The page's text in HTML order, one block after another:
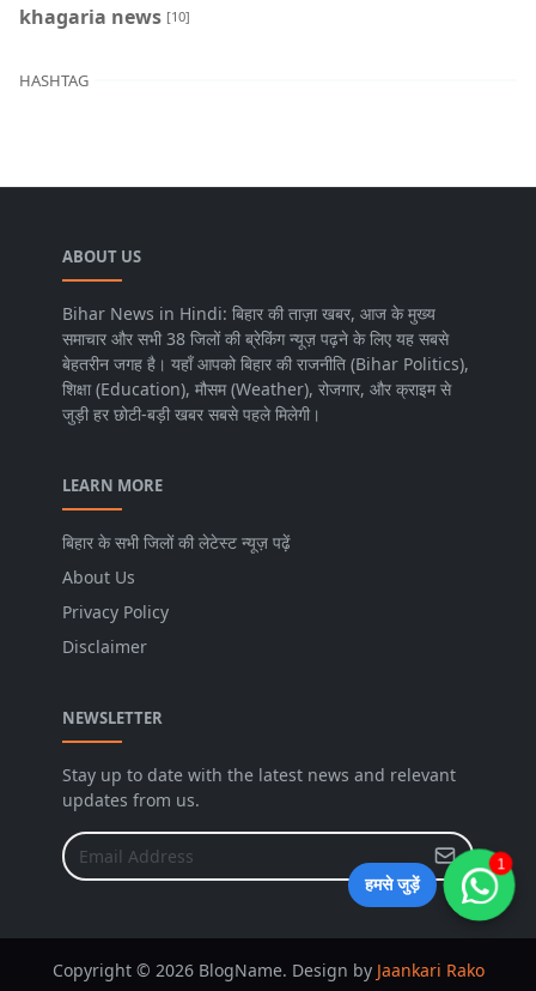
khagaria news [10]
HASHTAG
ABOUT US
Bihar News in Hindi: बिहार की ताज़ा खबर, आज के मुख्य
समाचार और सभी 38 जिलों की ब्रेकिंग न्यूज़ पढ़ने के लिए यह सबसे
बेहतरीन जगह है। यहाँ आपको बिहार की राजनीति (Bihar Politics),
शिक्षा (Education), मौसम (Weather), रोजगार, और क्राइम से
जुड़ी हर छोटी-बड़ी खबर सबसे पहले मिलेगी।
LEARN MORE
बिहार के सभी जिलों की लेटेस्ट न्यूज़ पढ़ें
About Us
Privacy Policy
Disclaimer
NEWSLETTER
Stay up to date with the latest news and relevant
updates from us.
Copyright © 2026 BlogName. Design by Jaankari Rako
हमसे जुड़ें
1